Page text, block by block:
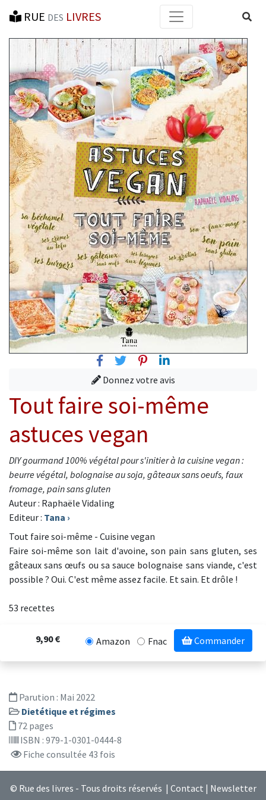
RUE DES LIVRES
FacebookTwitterPinterest
Linkedin
Donnez votre avis
Tout faire soi-même
astuces vegan
DIY gourmand 100% végétal pour s'initier à la cuisine vegan :
beurre végétal, bolognaise au soja, gâteaux sans oeufs, faux
fromage, pain sans gluten
Auteur : Raphaële Vidaling
Editeur : Tana ›
Tout faire soi-même - Cuisine vegan
Faire soi-même son lait d'avoine, son pain sans gluten, ses
gâteaux sans œufs ou sa sauce bolognaise sans viande, c'est
possible ? Oui. C'est même assez facile. Et sain. Et drôle !
53 recettes
9,90 € Amazon Fnac Commander
Parution : Mai 2022
Dietétique et régimes
72 pages
ISBN : 979-1-0301-0444-8
Fiche consultée 43 fois
© Rue des livres - Tous droits réservés | Contact | Newsletter